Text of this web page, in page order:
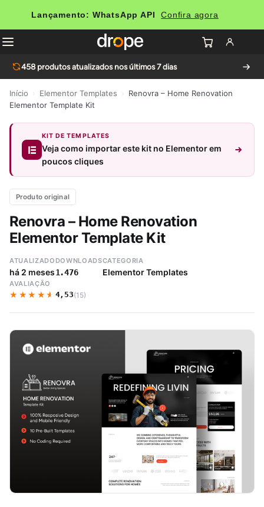
Lançamento: WhatsApp API Confira agora
458 produtos atualizados nos últimos 7 dias
Início Elementor Templates
Renovra – Home Renovation
Elementor Template Kit
KIT DE TEMPLATES
Veja como importar este kit no Elementor em
poucos cliques
Produto original
Renovra – Home Renovation
Elementor Template Kit
ATUALIZADO
há 2 meses
DOWNLOADS
1.476
CATEGORIA
Elementor Templates
AVALIAÇÃO
★★★★★
★★★★★ 4,53(15)